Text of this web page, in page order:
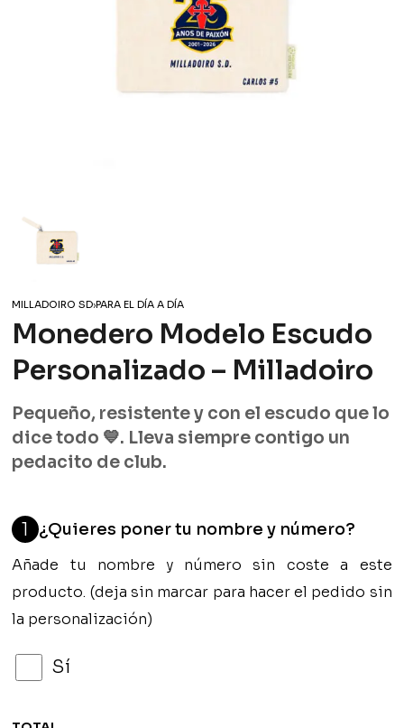
MILLADOIRO SD›PARA EL DÍA A DÍA
Monedero Modelo Escudo
Personalizado – Milladoiro
Pequeño, resistente y con el escudo que lo
dice todo 💙. Lleva siempre contigo un
pedacito de club.
1 ¿Quieres poner tu nombre y número?
Añade tu nombre y número sin coste a este
producto. (deja sin marcar para hacer el pedido sin
la personalización)
Sí